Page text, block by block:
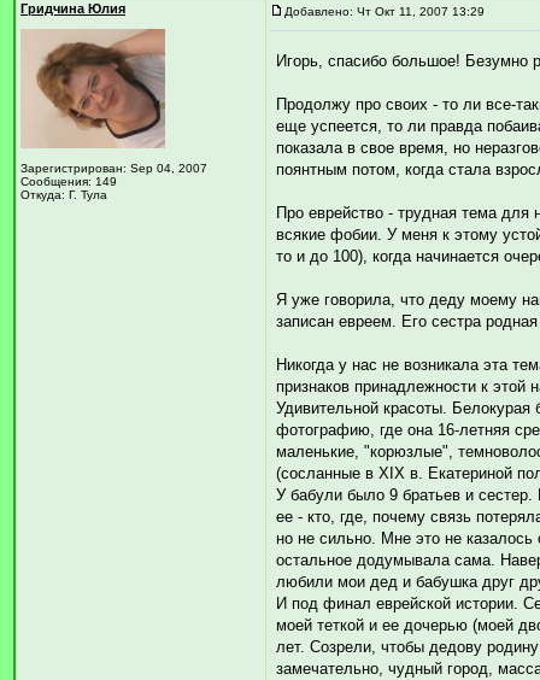
Гридчина Юлия
Зарегистрирован: Sep 04, 2007
Сообщения: 149
Откуда: Г. Тула
Добавлено: Чт Окт 11, 2007 13:29
Игорь, спасибо большое! Безумно
Продолжу про своих - то ли все-
еще успеется, то ли правда
показала в свое время, но
поянтным потом, когда стала
Про еврейство - трудная тема
всякие фобии. У меня к этому
то и до 100), когда начинается
Я уже говорила, что деду моему
записан евреем. Его сестра
Никогда у нас не возникала эта
признаков принадлежности к
Удивительной красоты.
фотографию, где она 16-летняя
маленькие, "корюзлые",
(сосланные в XIX в. Екатериной
У бабули было 9 братьев и
ее - кто, где, почему связь
но не сильно. Мне это не
остальное додумывала сама.
любили мои дед и бабушка друг
И под финал еврейской истории.
моей теткой и ее дочерью (моей
лет. Созрели, чтобы дедову
замечательно, чудный город,